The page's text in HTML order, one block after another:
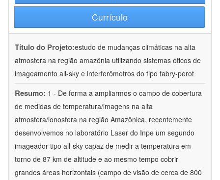
Currículo
Título do Projeto:estudo de mudanças climáticas na alta
atmosfera na região amazônia utilizando sistemas óticos de
imageamento all-sky e interferômetros do tipo fabry-perot
Resumo: 1 - De forma a ampliarmos o campo de cobertura
de medidas de temperatura/imagens na alta
atmosfera/ionosfera na região Amazônica, recentemente
desenvolvemos no laboratório Laser do Inpe um segundo
imageador tipo all-sky capaz de medir a temperatura em
torno de 87 km de altitude e ao mesmo tempo cobrir
grandes áreas horizontais (campo de visão de cerca de 800